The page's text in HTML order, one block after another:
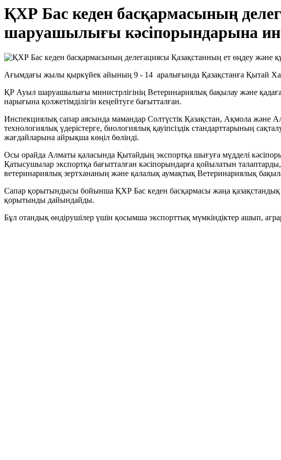
ҚХР Бас кеден басқармасының
шаруашылығы кәсіпорындарына
Ағымдағы жылы қыркүйек айының 9 - 14 аралығында Қазақстанға Қытай
ҚР Ауыл шаруашылығы министрлігінің Ветеринариялық бақылау және
нарығына қолжетімділігін кеңейтуге бағытталған.
Инспекциялық сапар аясында мамандар Солтүстік Қазақстан, Ақмола және
технологиялық үдерістерге, биологиялық қауіпсіздік стандарттарының
жағдайларына айрықша көңіл бөлінді.
Осы орайда Алматы қаласында Қытайдың экспортқа шығуға мүдделі
Қатысушылар экспортқа бағытталған кәсіпорындарға қойылатын
ветеринариялық зертхананың және қалалық аумақтық Ветеринариялық
Сапар қорытындысы бойынша ҚХР Бас кеден басқармасы жаңа қазақстандық
қорытынды дайындайды.
Бұл отандық өндірушілер үшін қосымша экспорттық мүмкіндіктер ашып,